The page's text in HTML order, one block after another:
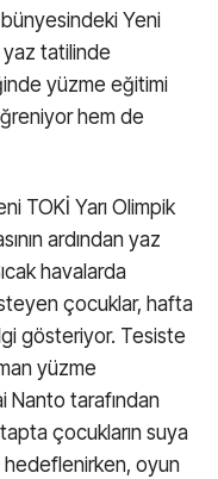
Yeni
yaz tatilinde
yüzme eğitimi
hem de
TOKİ Yarı Olimpik
ardından yaz
havalarda
çocuklar, hafta
gösteriyor. Tesiste
yüzme
Nanto tarafından
çocukların suya
hedeflenirken, oyun